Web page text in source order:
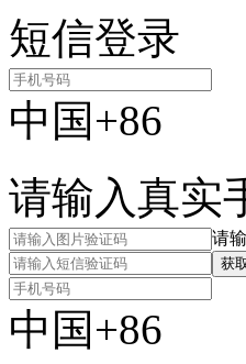
短信登录
中国+86
请输入真实
请
获
中国+86